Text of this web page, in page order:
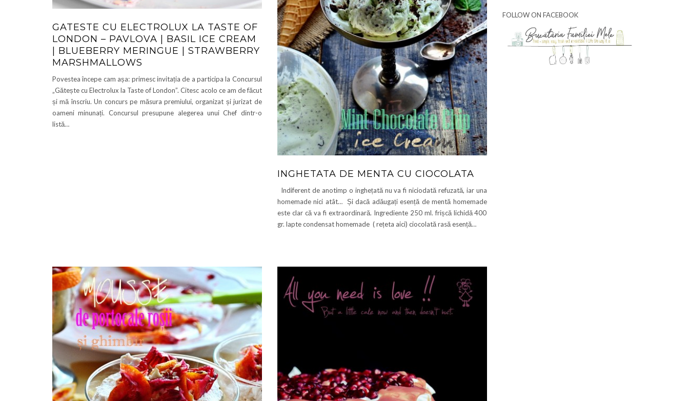
GATESTE CU ELECTROLUX LA TASTE OF
LONDON – PAVLOVA | BASIL ICE CREAM
| BLUEBERRY MERINGUE | STRAWBERRY
MARSHMALLOWS
Povestea începe cam așa: primesc invitația de a participa la Concursul
„Gătește cu Electrolux la Taste of London”. Citesc acolo ce am de făcut
și mă înscriu. Un concurs pe măsura premiului, organizat și jurizat de
oameni minunați. Concursul presupune alegerea unui Chef dintr-o
listă…
INGHETATA DE MENTA CU CIOCOLATA
Indiferent de anotimp o inghețată nu va fi niciodată refuzată, iar una
homemade nici atât… Și dacă adăugați esență de mentă homemade
este clar că va fi extraordinară. Ingrediente 250 ml. frișcă lichidă 400
gr. lapte condensat homemade ( rețeta aici) ciocolată rasă esență…
FOLLOW ON FACEBOOK